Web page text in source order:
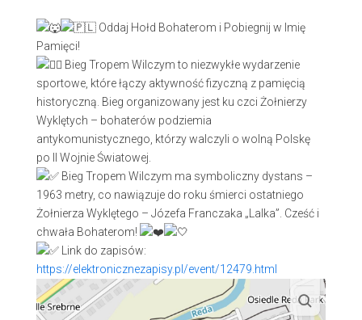
Oddaj Hołd Bohaterom i Pobiegnij w Imię
Pamięci!
Bieg Tropem Wilczym to niezwykłe wydarzenie
sportowe, które łączy aktywność fizyczną z pamięcią
historyczną. Bieg organizowany jest ku czci Żołnierzy
Wyklętych – bohaterów podziemia
antykomunistycznego, którzy walczyli o wolną Polskę
po II Wojnie Światowej.
Bieg Tropem Wilczym ma symboliczny dystans –
1963 metry, co nawiązuje do roku śmierci ostatniego
Żołnierza Wyklętego – Józefa Franczaka „Lalka”. Cześć i
chwała Bohaterom!
Link do zapisów:
https://elektronicznezapisy.pl/event/12479.html